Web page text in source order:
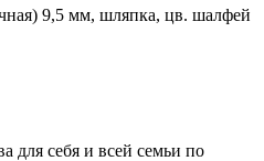
9,5 мм, шляпка, цв. шалфей
для себя и всей семьи по